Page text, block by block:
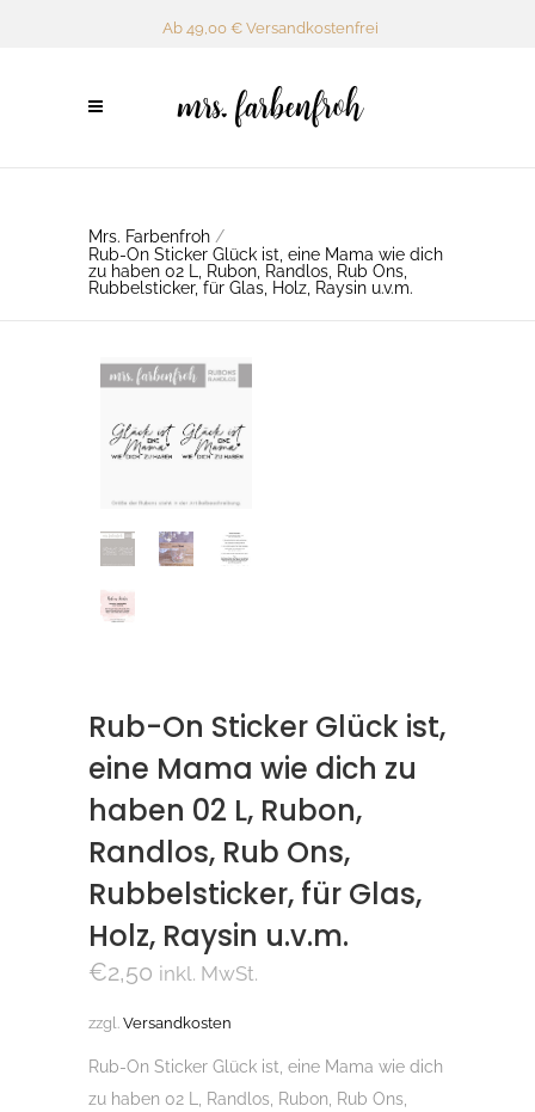
Ab 49,00 € Versandkostenfrei
Mrs. Farbenfroh /
Rub-On Sticker Glück ist, eine Mama wie dich
zu haben 02 L, Rubon, Randlos, Rub Ons,
Rubbelsticker, für Glas, Holz, Raysin u.v.m.
Rub-On Sticker Glück ist,
eine Mama wie dich zu
haben 02 L, Rubon,
Randlos, Rub Ons,
Rubbelsticker, für Glas,
Holz, Raysin u.v.m.
€2,50 inkl. MwSt.
zzgl. Versandkosten
Rub-On Sticker Glück ist, eine Mama wie dich
zu haben 02 L, Randlos, Rubon, Rub Ons,